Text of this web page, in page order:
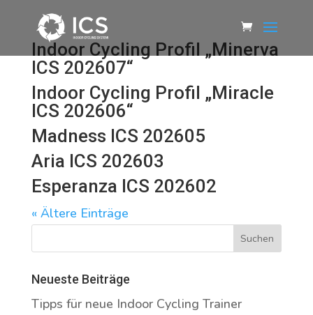
Indoor Cycling Profil „Minerva
ICS 202607“
Indoor Cycling Profil „Miracle
ICS 202606“
Madness ICS 202605
Aria ICS 202603
Esperanza ICS 202602
« Ältere Einträge
Neueste Beiträge
Tipps für neue Indoor Cycling Trainer